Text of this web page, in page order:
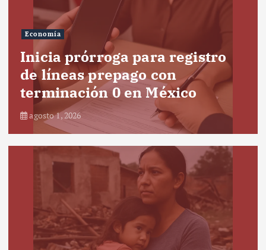
Economía
Inicia prórroga para registro
de líneas prepago con
terminación 0 en México
agosto 1, 2026